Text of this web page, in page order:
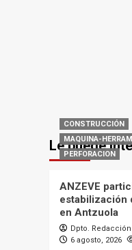
Le puede
CONSTRUCCIÓN
MAQUINA-
PERFORACION
ANZEVE
estabilización
en Antzuola
Dpto. Redacción
6 agosto, 2026